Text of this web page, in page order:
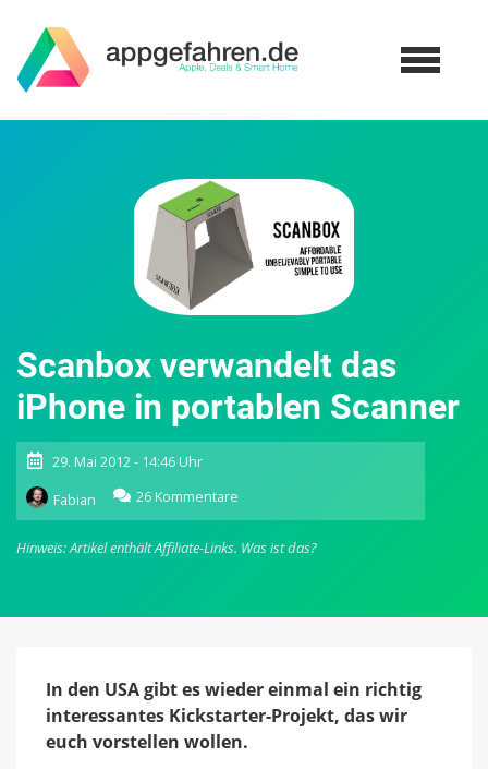
Scanbox verwandelt das
iPhone in portablen Scanner
29. Mai 2012 - 14:46 Uhr
Fabian
26 Kommentare
Scanbox
verwandelt
das
portablen
Hinweis: Artikel enthält Affiliate-Links. Was ist das?
In den USA gibt es wieder einmal ein richtig
interessantes Kickstarter-Projekt, das wir
euch vorstellen wollen.